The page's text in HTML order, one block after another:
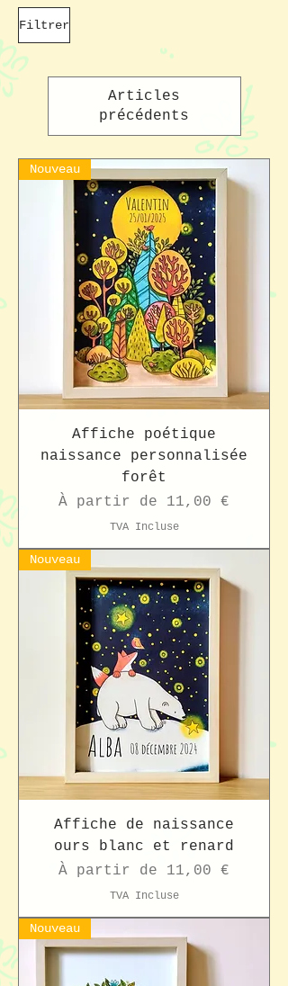
Filtrer
Articles
précédents
Nouveau
Affiche poétique
naissance personnalisée
forêt
À partir de 11,00 €
Prix promotionnel
TVA Incluse
Nouveau
Affiche de naissance
ours blanc et renard
À partir de 11,00 €
Prix promotionnel
TVA Incluse
Nouveau